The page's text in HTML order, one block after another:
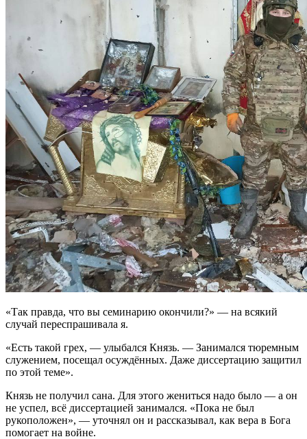
«Так правда, что вы семинарию окончили?» — на всякий
случай переспрашивала я.
«Есть такой грех, — улыбался Князь. — Занимался тюремным
служением, посещал осуждённых. Даже диссертацию защитил
по этой теме».
Князь не получил сана. Для этого жениться надо было — а он
не успел, всё диссертацией занимался. «Пока не был
рукоположен», — уточнял он и рассказывал, как вера в Бога
помогает на войне.